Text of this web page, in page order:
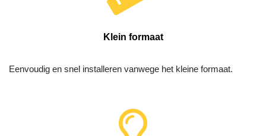
Klein formaat
Eenvoudig en snel installeren vanwege het kleine formaat.